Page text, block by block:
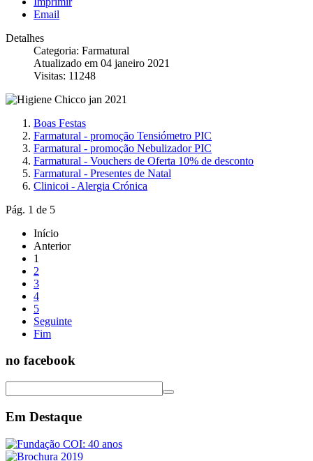
Email
Detalhes
Categoria: Farmatural
Atualizado em 04 janeiro 2021
Visitas: 11248
Boas Festas
Farmatural - promoção Tensiómetro PIC
Farmatural - promoção Nebulizador PIC
Farmatural - Vouchers de Oferta 10% de desconto
Farmatural - Presentes de Natal
Clinicoi - Alergia Crónica
Pág. 1 de 5
Início
Anterior
1
2
3
4
5
Seguinte
Fim
no facebook
Em Destaque